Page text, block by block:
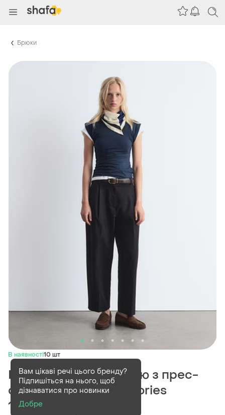
Брюки
В наявності10 шт
Штани звуженого крою з прес-
складками & other stories
1255787004
Вам цікаві речі цього бренду?
Підпишіться на нього, щоб
дізнаватися про новинки
Добре